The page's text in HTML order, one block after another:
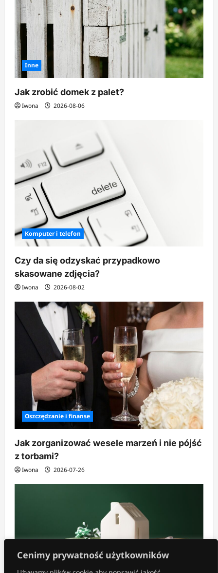
Cenimy prywatność użytkowników
Inne
Jak zrobić domek z palet?
Iwona 2026-08-06
Komputer i telefon
Czy da się odzyskać przypadkowo
skasowane zdjęcia?
Iwona 2026-08-02
Oszczędzanie i finanse
Jak zorganizować wesele marzeń i nie pójść
z torbami?
Iwona 2026-07-26